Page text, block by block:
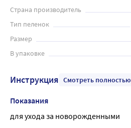
Страна производитель
Тип пеленок
Размер
В упаковке
Инструкция Смотреть полностью
Показания
для ухода за новорожденными